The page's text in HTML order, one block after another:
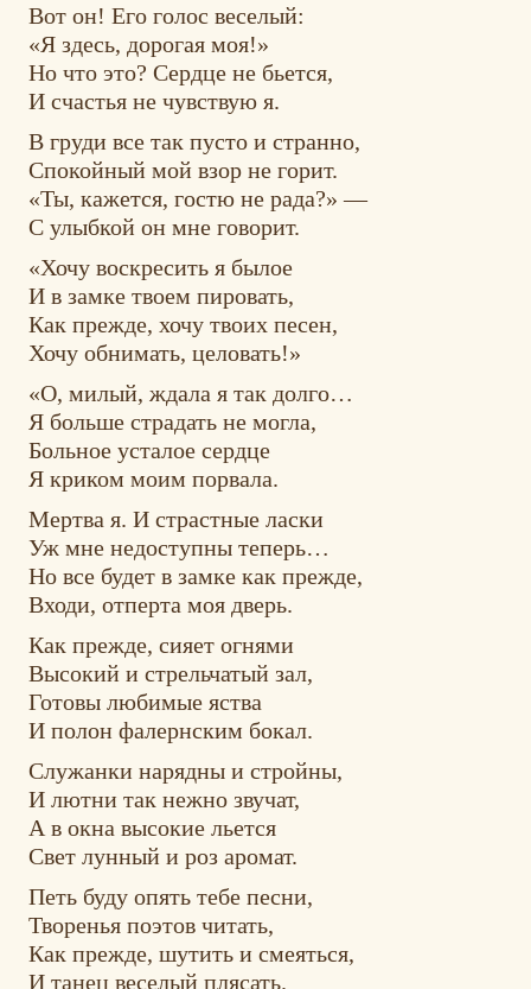
Вот он! Его голос веселый:
«Я здесь, дорогая моя!»
Но что это? Сердце не бьется,
И счастья не чувствую я.
В груди все так пусто и странно,
Спокойный мой взор не горит.
«Ты, кажется, гостю не рада?» —
С улыбкой он мне говорит.
«Хочу воскресить я былое
И в замке твоем пировать,
Как прежде, хочу твоих песен,
Хочу обнимать, целовать!»
«О, милый, ждала я так долго…
Я больше страдать не могла,
Больное усталое сердце
Я криком моим порвала.
Мертва я. И страстные ласки
Уж мне недоступны теперь…
Но все будет в замке как прежде,
Входи, отперта моя дверь.
Как прежде, сияет огнями
Высокий и стрельчатый зал,
Готовы любимые яства
И полон фалернским бокал.
Служанки нарядны и стройны,
И лютни так нежно звучат,
А в окна высокие льется
Свет лунный и роз аромат.
Петь буду опять тебе песни,
Творенья поэтов читать,
Как прежде, шутить и смеяться,
И танец веселый плясать.